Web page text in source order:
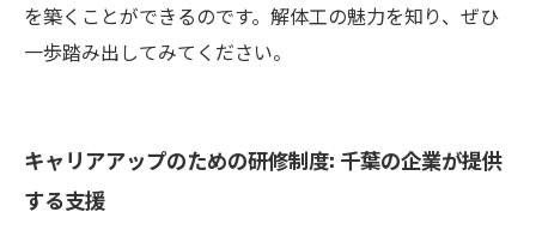
を築くことができるのです。解体工の魅力を知り、ぜひ
一歩踏み出してみてください。
キャリアアップのための研修制度: 千葉の企業が提供
する支援